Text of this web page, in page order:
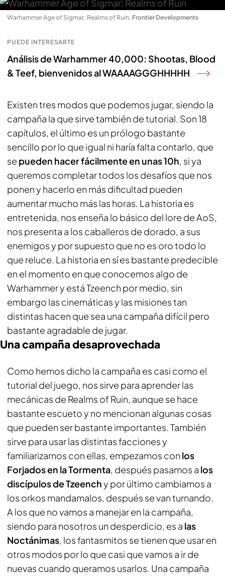
Warhammer Age of Sigmar: Realms of Ruin. Frontier Developments
PUEDE INTERESARTE
Análisis de Warhammer 40,000: Shootas, Blood
& Teef, bienvenidos al WAAAAGGGHHHHH
Existen tres modos que podemos jugar, siendo la
campaña la que sirve también de tutorial. Son 18
capítulos, el último es un prólogo bastante
sencillo por lo que igual ni haría falta contarlo, que
se pueden hacer fácilmente en unas 10h, si ya
queremos completar todos los desafíos que nos
ponen y hacerlo en más dificultad pueden
aumentar mucho más las horas. La historia es
entretenida, nos enseña lo básico del lore de AoS,
nos presenta a los caballeros de dorado, a sus
enemigos y por supuesto que no es oro todo lo
que reluce. La historia en sí es bastante predecible
en el momento en que conocemos algo de
Warhammer y está Tzeench por medio, sin
embargo las cinemáticas y las misiones tan
distintas hacen que sea una campaña difícil pero
bastante agradable de jugar.
Una campaña desaprovechada
Como hemos dicho la campaña es casi como el
tutorial del juego, nos sirve para aprender las
mecánicas de Realms of Ruin, aunque se hace
bastante escueto y no mencionan algunas cosas
que pueden ser bastante importantes. También
sirve para usar las distintas facciones y
familiarizarnos con ellas, empezamos con los
Forjados en la Tormenta, después pasamos a los
discípulos de Tzeenchy por último cambiamos a
los orkos mandamalos, después se van turnando.
A los que no vamos a manejar en la campaña,
siendo para nosotros un desperdicio, es a las
Noctánimas, los fantasmitos se tienen que usar en
otros modos por lo que casi que vamos a ir de
nuevas cuando queramos usarlos. Una campaña